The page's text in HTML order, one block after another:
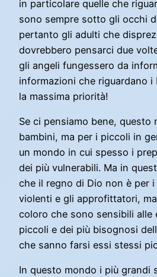
in particolare quelle che
sono sempre sotto gli occhi
pertanto gli adulti che
dovrebbero pensarci due
gli angeli fungessero da
informazioni che riguardano i
la massima priorità!
Se ci pensiamo bene, questo
bambini, ma per i piccoli in
un mondo in cui spesso i
dei più vulnerabili. Ma in
che il regno di Dio non è per
violenti e gli approfittatori,
coloro che sono sensibili alle
piccoli e dei più bisognosi
che sanno farsi essi stessi
In questo mondo i più grandi